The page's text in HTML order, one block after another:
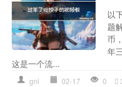
以
题
币
年
这是一个流...
gnl 02-17 0